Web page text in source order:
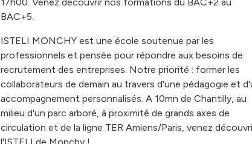
BAC+5.
ISTELI MONCHY est une école soutenue par les
professionnels et pensée pour répondre aux besoins de
recrutement des entreprises. Notre priorité : former les
collaborateurs de demain au travers d'une pédagogie et
accompagnement personnalisés. A 10mn de Chantilly, au
milieu d'un parc arboré, à proximité de grands axes de
circulation et de la ligne TER Amiens/Paris, venez